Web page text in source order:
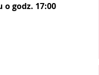
godz. 17:00